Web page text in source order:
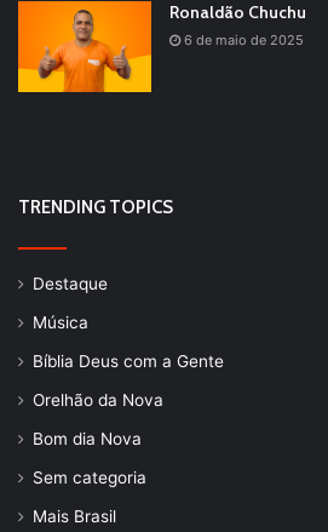
Ronaldão Chuchu
6 de maio de 2025
TRENDING TOPICS
Destaque
Música
Bíblia Deus com a Gente
Orelhão da Nova
Bom dia Nova
Sem categoria
Mais Brasil